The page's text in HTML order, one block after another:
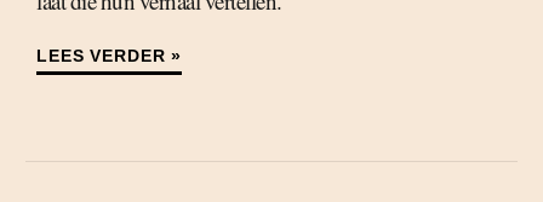
LEES VERDER »